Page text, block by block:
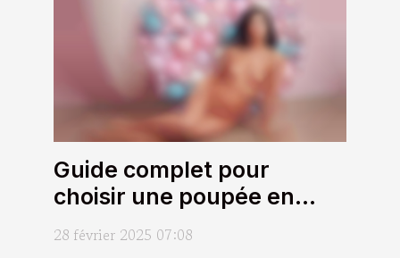
Guide complet pour
choisir une poupée en
silicone personnalisable
28 février 2025 07:08